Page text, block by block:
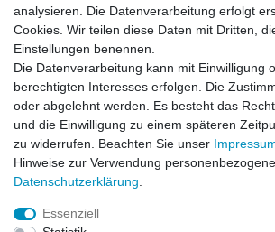
There are no reviews yet.
Impressum
analysieren. Die Datenverarbeitung erfolgt
Cookies. Wir teilen diese Daten mit Dritten,
Einstellungen benennen.
Die Datenverarbeitung kann mit Einwilligung
berechtigten Interesses erfolgen. Die
oder abgelehnt werden. Es besteht das
und die Einwilligung zu einem späteren
zu widerrufen. Beachten Sie unser
Hinweise zur Verwendung
Daten­schutz­erklärung
Essenziell